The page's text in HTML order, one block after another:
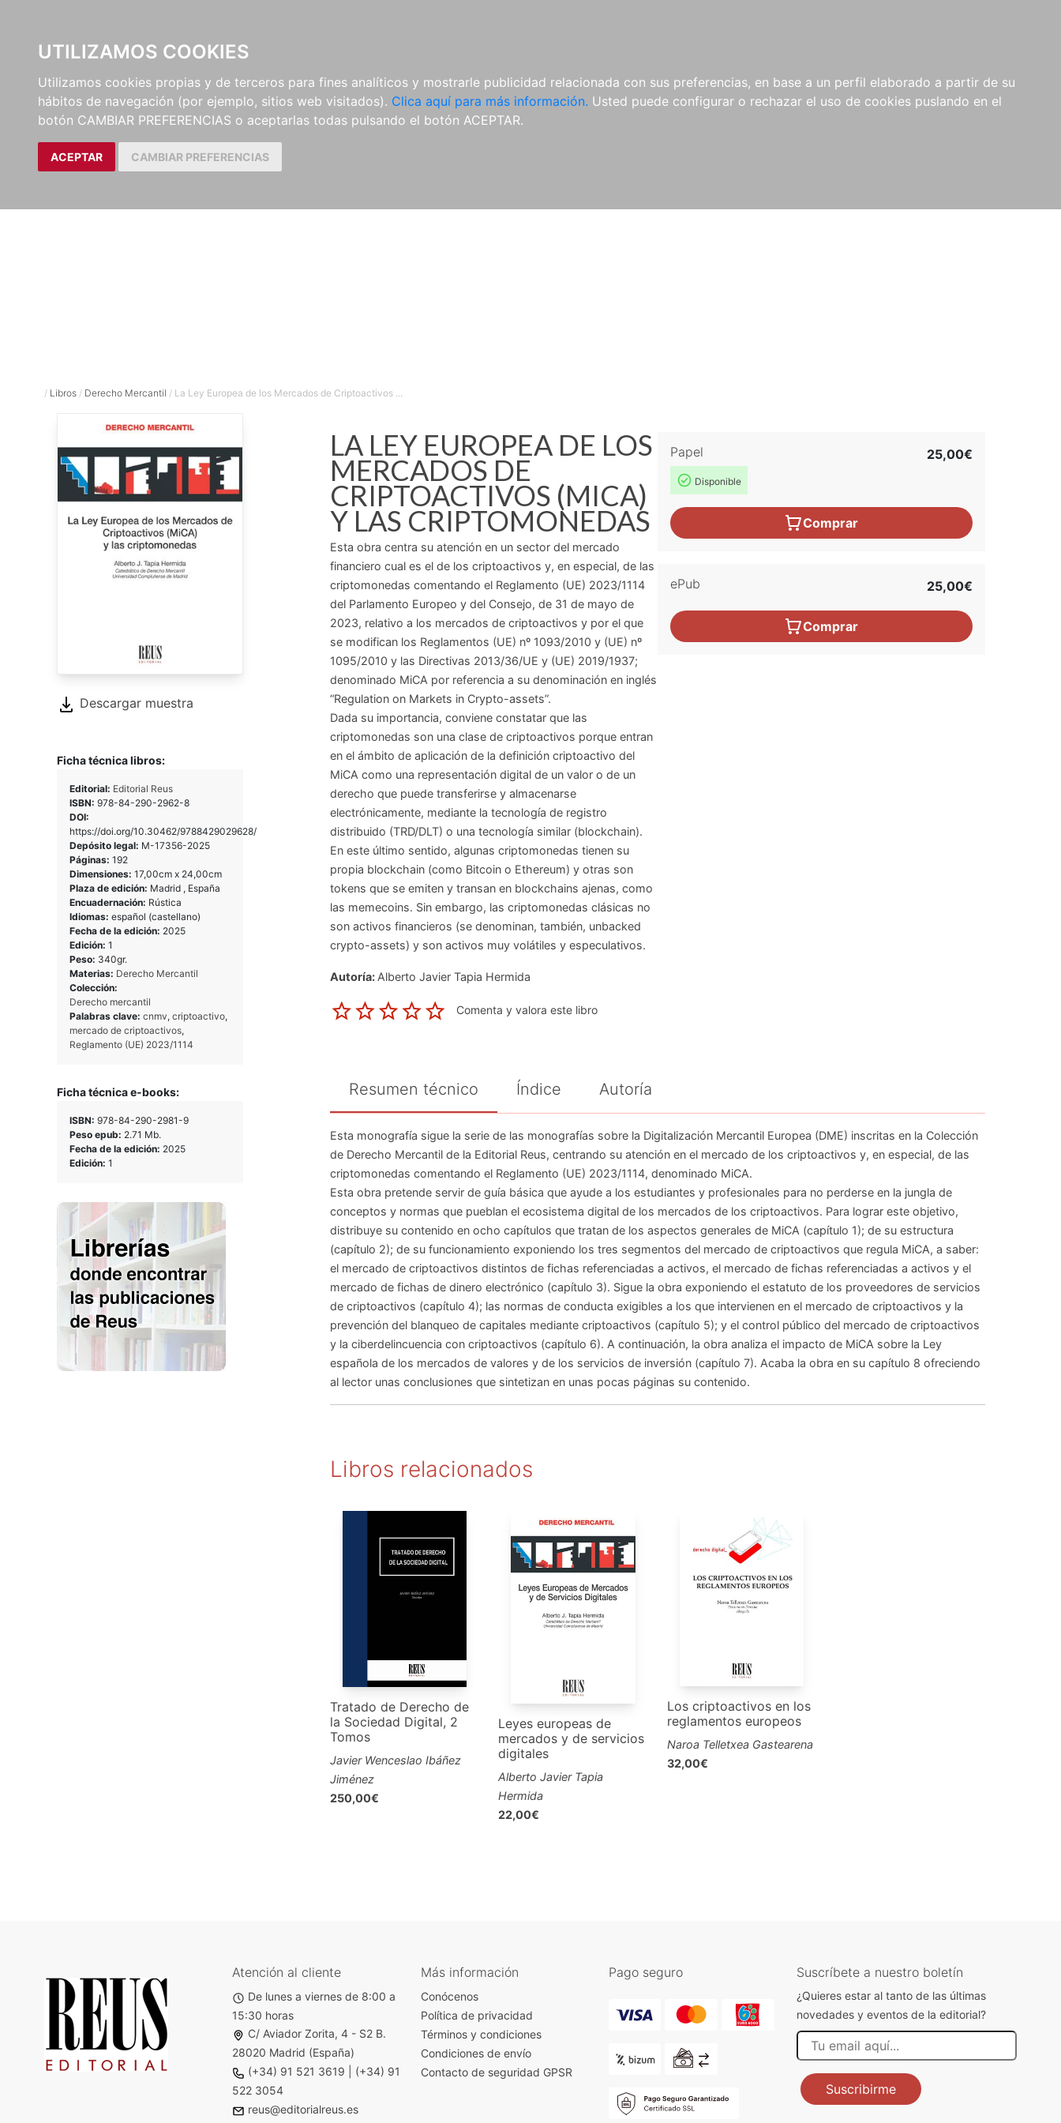
UTILIZAMOS COOKIES
Utilizamos cookies propias y de terceros para fines analíticos y mostrarle publicidad relacionada con sus preferencias, en base a un perfil elaborado a partir de su
hábitos de navegación (por ejemplo, sitios web visitados). Clica aquí para más información. Usted puede configurar o rechazar el uso de cookies puslando en el
botón CAMBIAR PREFERENCIAS o aceptarlas todas pulsando el botón ACEPTAR.
ACEPTAR CAMBIAR PREFERENCIAS
EDITORIAL E-BOOKS
LibrosAutoresColecciones
/ Libros / Derecho Mercantil / La Ley Europea de los Mercados de Criptoactivos ...
Descargar muestra
Ficha técnica libros:
Editorial: Editorial Reus
ISBN: 978-84-290-2962-8
DOI:
https://doi.org/10.30462/9788429029628/
Depósito legal: M-17356-2025
Páginas: 192
Dimensiones: 17,00cm x 24,00cm
Plaza de edición: Madrid , España
Encuadernación: Rústica
Idiomas: español (castellano)
Fecha de la edición: 2025
Edición: 1
Peso: 340gr.
Materias: Derecho Mercantil
Colección:
Derecho mercantil
Palabras clave: cnmv, criptoactivo,
mercado de criptoactivos,
Reglamento (UE) 2023/1114
Ficha técnica e-books:
ISBN: 978-84-290-2981-9
Peso epub: 2.71 Mb.
Fecha de la edición: 2025
Edición: 1
LA LEY EUROPEA DE LOS
MERCADOS DE
CRIPTOACTIVOS (MICA)
Y LAS CRIPTOMONEDAS
Esta obra centra su atención en un sector del mercado
financiero cual es el de los criptoactivos y, en especial, de las
criptomonedas comentando el Reglamento (UE) 2023/1114
del Parlamento Europeo y del Consejo, de 31 de mayo de
2023, relativo a los mercados de criptoactivos y por el que
se modifican los Reglamentos (UE) nº 1093/2010 y (UE) nº
1095/2010 y las Directivas 2013/36/UE y (UE) 2019/1937;
denominado MiCA por referencia a su denominación en inglés
“Regulation on Markets in Crypto-assets”.
Dada su importancia, conviene constatar que las
criptomonedas son una clase de criptoactivos porque entran
en el ámbito de aplicación de la definición criptoactivo del
MiCA como una representación digital de un valor o de un
derecho que puede transferirse y almacenarse
electrónicamente, mediante la tecnología de registro
distribuido (TRD/DLT) o una tecnología similar (blockchain).
En este último sentido, algunas criptomonedas tienen su
propia blockchain (como Bitcoin o Ethereum) y otras son
tokens que se emiten y transan en blockchains ajenas, como
las memecoins. Sin embargo, las criptomonedas clásicas no
son activos financieros (se denominan, también, unbacked
crypto-assets) y son activos muy volátiles y especulativos.
Autoría: Alberto Javier Tapia Hermida
Comenta y valora este libro
Papel
Disponible
25,00€
Comprar
ePub 25,00€
Comprar
Resumen técnico Índice Autoría
Esta monografía sigue la serie de las monografías sobre la Digitalización Mercantil Europea (DME) inscritas en la Colección
de Derecho Mercantil de la Editorial Reus, centrando su atención en el mercado de los criptoactivos y, en especial, de las
criptomonedas comentando el Reglamento (UE) 2023/1114, denominado MiCA.
Esta obra pretende servir de guía básica que ayude a los estudiantes y profesionales para no perderse en la jungla de
conceptos y normas que pueblan el ecosistema digital de los mercados de los criptoactivos. Para lograr este objetivo,
distribuye su contenido en ocho capítulos que tratan de los aspectos generales de MiCA (capítulo 1); de su estructura
(capítulo 2); de su funcionamiento exponiendo los tres segmentos del mercado de criptoactivos que regula MiCA, a saber:
el mercado de criptoactivos distintos de fichas referenciadas a activos, el mercado de fichas referenciadas a activos y el
mercado de fichas de dinero electrónico (capítulo 3). Sigue la obra exponiendo el estatuto de los proveedores de servicios
de criptoactivos (capítulo 4); las normas de conducta exigibles a los que intervienen en el mercado de criptoactivos y la
prevención del blanqueo de capitales mediante criptoactivos (capítulo 5); y el control público del mercado de criptoactivos
y la ciberdelincuencia con criptoactivos (capítulo 6). A continuación, la obra analiza el impacto de MiCA sobre la Ley
española de los mercados de valores y de los servicios de inversión (capítulo 7). Acaba la obra en su capítulo 8 ofreciendo
al lector unas conclusiones que sintetizan en unas pocas páginas su contenido.
Libros relacionados
Tratado de Derecho de
la Sociedad Digital, 2
Tomos
Javier Wenceslao Ibáñez
Jiménez
250,00€
Leyes europeas de
mercados y de servicios
digitales
Alberto Javier Tapia
Hermida
22,00€
Los criptoactivos en los
reglamentos europeos
Naroa Telletxea Gastearena
32,00€
Atención al cliente
De lunes a viernes de 8:00 a
15:30 horas
C/ Aviador Zorita, 4 - S2 B.
28020 Madrid (España)
(+34) 91 521 3619
(+34) 91
522 3054
reus@editorialreus.es
Más información
Conócenos
Política de privacidad
Términos y condiciones
Condiciones de envío
Contacto de seguridad GPSR
Pago seguro Suscríbete a nuestro boletín
¿Quieres estar al tanto de las últimas
novedades y eventos de la editorial?
Suscribirme